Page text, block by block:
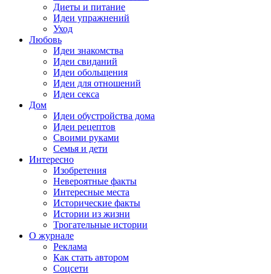
Диеты и питание
Идеи упражнений
Уход
Любовь
Идеи знакомства
Идеи свиданий
Идеи обольщения
Идеи для отношений
Идеи секса
Дом
Идеи обустройства дома
Идеи рецептов
Своими руками
Семья и дети
Интересно
Изобретения
Невероятные факты
Интересные места
Исторические факты
Истории из жизни
Трогательные истории
О журнале
Реклама
Как стать автором
Соцсети